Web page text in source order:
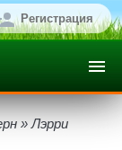
Регистрация
» Лэрри